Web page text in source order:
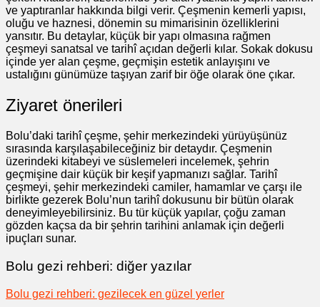
ve yaptıranlar hakkında bilgi verir. Çeşmenin kemerli yapısı,
oluğu ve haznesi, dönemin su mimarisinin özelliklerini
yansıtır. Bu detaylar, küçük bir yapı olmasına rağmen
çeşmeyi sanatsal ve tarihî açıdan değerli kılar. Sokak dokusu
içinde yer alan çeşme, geçmişin estetik anlayışını ve
ustalığını günümüze taşıyan zarif bir öğe olarak öne çıkar.
Ziyaret önerileri
Bolu’daki tarihî çeşme, şehir merkezindeki yürüyüşünüz
sırasında karşılaşabileceğiniz bir detaydır. Çeşmenin
üzerindeki kitabeyi ve süslemeleri incelemek, şehrin
geçmişine dair küçük bir keşif yapmanızı sağlar. Tarihî
çeşmeyi, şehir merkezindeki camiler, hamamlar ve çarşı ile
birlikte gezerek Bolu’nun tarihî dokusunu bir bütün olarak
deneyimleyebilirsiniz. Bu tür küçük yapılar, çoğu zaman
gözden kaçsa da bir şehrin tarihini anlamak için değerli
ipuçları sunar.
Bolu gezi rehberi: diğer yazılar
Bolu gezi rehberi: gezilecek en güzel yerler